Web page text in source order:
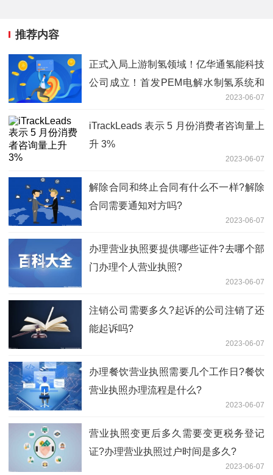
推荐内容
正式入局上游制氢领域！亿华通氢能科技
公司成立！首发PEM电解水制氢系统和
2023-06-07
iTrackLeads 表示 5 月份消费者咨询量上
升 3%
2023-06-07
解除合同和终止合同有什么不一样?解除
合同需要通知对方吗?
2023-06-07
办理营业执照要提供哪些证件?去哪个部
门办理个人营业执照?
2023-06-07
注销公司需要多久?起诉的公司注销了还
能起诉吗?
2023-06-07
办理餐饮营业执照需要几个工作日?餐饮
营业执照办理流程是什么?
2023-06-07
营业执照变更后多久需要变更税务登记
证?办理营业执照过户时间是多久?
2023-06-07